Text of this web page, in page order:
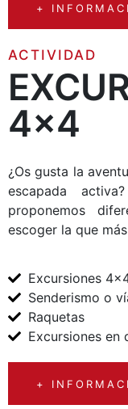
+
ACTIVIDAD
4x4
¿Os gusta la
escapada
proponemos
escoger la que
Excursiones
Senderismo o
Raquetas
Excursiones en
+